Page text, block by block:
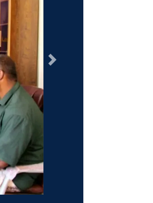
السابق